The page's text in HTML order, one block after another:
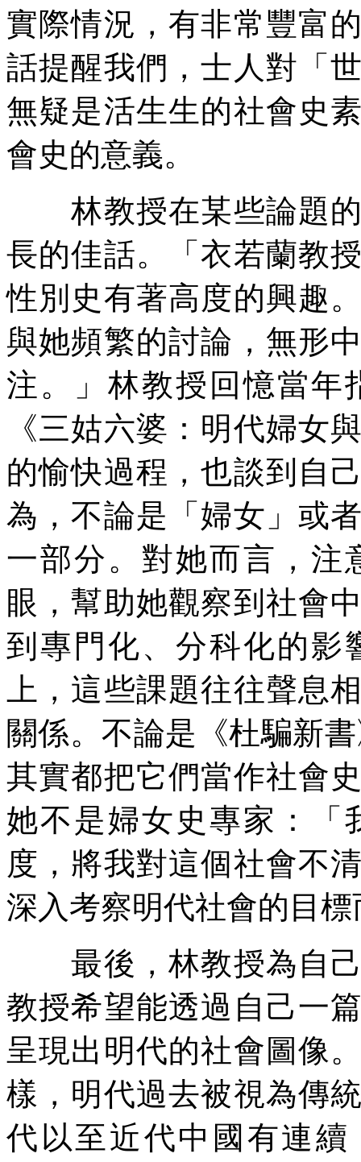
實際情況，有非常豐富
話提醒我們，士人對「
無疑是活生生的社會史
會史的意義。
林教授在某些論題的
長的佳話。「衣若蘭教
性別史有著高度的興趣
與她頻繁的討論，無形
注。」林教授回憶當年
《三姑六婆：明代婦女
的愉快過程，也談到自
為，不論是「婦女」或
一部分。對她而言，注
眼，幫助她觀察到社會
到專門化、分科化的影
上，這些課題往往聲息
關係。不論是《杜騙新
其實都把它們當作社會
她不是婦女史專家：「
度，將我對這個社會不
深入考察明代社會的目
最後，林教授為自己
教授希望能透過自己一
呈現出明代的社會圖像
樣，明代過去被視為傳
代以至近代中國有連